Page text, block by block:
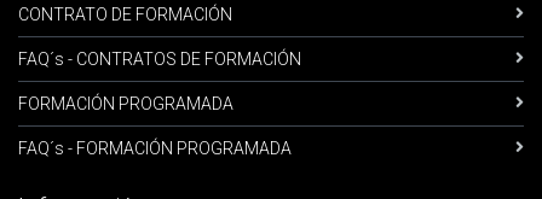
CONTRATO DE FORMACIÓN
FAQ´s - CONTRATOS DE FORMACIÓN
FORMACIÓN PROGRAMADA
FAQ´s - FORMACIÓN PROGRAMADA